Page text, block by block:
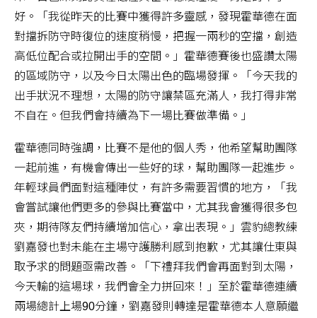
好。「我從昨天的比賽中獲得許多靈感，發現霍華德在面
對擋拆防守時復位的速度稍慢，把握一兩秒的空擋，創造
高低位配合或拉開出手的空間。」霍華德賽後也盛讚太陽
的區域防守，以及今日太陽出色的臨場發揮。「今天我的
出手狀況不理想，太陽的防守讓禁區充滿人，我打得非常
不自在。但我們會持續為下一場比賽做準備。」
霍華德同時強調，比賽不是他的個人秀，他希望幫助團隊
一起前進，有機會傳出一些好的球，幫助團隊一起進步。
年輕球員們面對這種陣仗，有許多需要習慣的地方，「我
會嘗試讓他們更多的參與比賽當中，尤其我會獲得很多包
夾，期待隊友們持續增加信心，拿出表現。」雲豹總教練
劉嘉發也對未能在主場守護勝利感到抱歉，尤其讓仕東與
取予求的問題亟需改善。「下禮拜我們會再面對到太陽，
今天輸的這場球，我們會全力拼回來！」至於霍華德連續
兩場總計上場90分鐘，劉嘉發則轉達是霍華德本人意願繼